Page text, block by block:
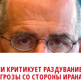
КРИТИКУЕТ
СО СТОРОНЫ